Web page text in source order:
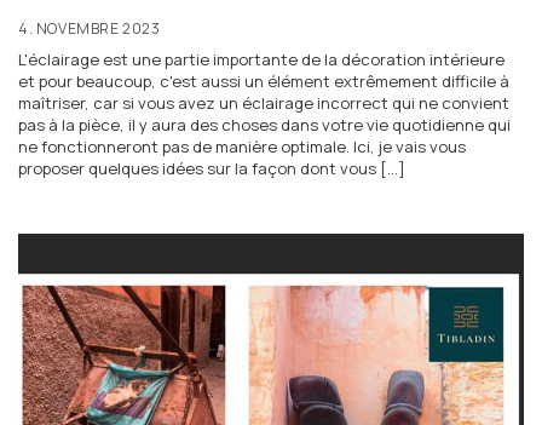
4. NOVEMBRE 2023
L'éclairage est une partie importante de la décoration intérieure
et pour beaucoup, c'est aussi un élément extrêmement difficile à
maîtriser, car si vous avez un éclairage incorrect qui ne convient
pas à la pièce, il y aura des choses dans votre vie quotidienne qui
ne fonctionneront pas de manière optimale. Ici, je vais vous
proposer quelques idées sur la façon dont vous [...]